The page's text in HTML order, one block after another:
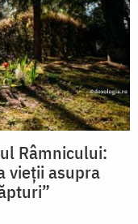
Râmnicului:
vieții asupra